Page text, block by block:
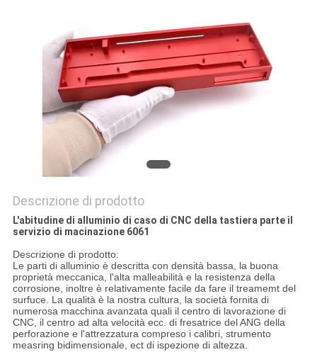
PRIVACY
Descrizione di prodotto
L'abitudine di alluminio di caso di CNC della tastiera parte il
servizio di macinazione 6061
Descrizione di prodotto:
Le parti di alluminio è descritta con densità bassa, la buona
proprietà meccanica, l'alta malleabilità e la resistenza della
corrosione, inoltre è relativamente facile da fare il treamemt del
surfuce. La qualità è la nostra cultura, la società fornita di
numerosa macchina avanzata quali il centro di lavorazione di
CNC, il centro ad alta velocità ecc. di fresatrice del ANG della
perforazione e l'attrezzatura compreso i calibri, strumento
measring bidimensionale, ect di ispezione di altezza.